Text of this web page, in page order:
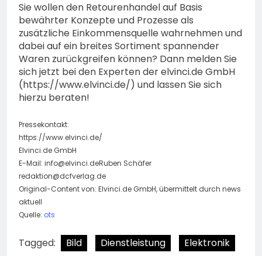
Sie wollen den Retourenhandel auf Basis
bewährter Konzepte und Prozesse als
zusätzliche Einkommensquelle wahrnehmen und
dabei auf ein breites Sortiment spannender
Waren zurückgreifen können? Dann melden Sie
sich jetzt bei den Experten der elvinci.de GmbH
(https://www.elvinci.de/) und lassen Sie sich
hierzu beraten!
Pressekontakt:
https://www.elvinci.de/
Elvinci.de GmbH
E-Mail: info@elvinci.deRuben Schäfer
redaktion@dcfverlag.de
Original-Content von: Elvinci.de GmbH, übermittelt durch news
aktuell
Quelle: ots
Tagged: Bild Dienstleistung
Elektronik